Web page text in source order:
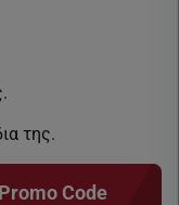
της.
Code